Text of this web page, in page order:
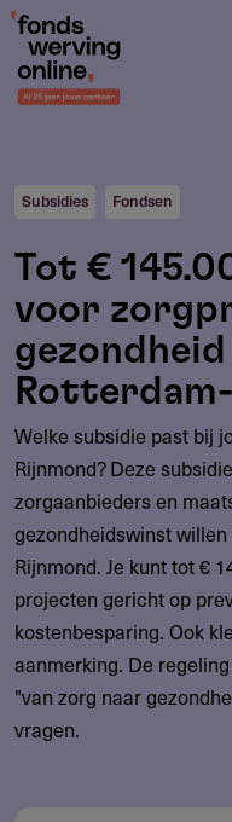
Overslaan
naar
de
Subsidies Fondsen
Tot €
voor
Welke subsidie past bij
Rijnmond? Deze
zorgaanbieders en
gezondheidswinst
Rijnmond. Je kunt tot €
projecten gericht op
kostenbesparing. Ook
aanmerking. De
"van zorg naar
vragen.